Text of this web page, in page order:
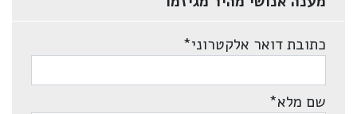
כתובת דואר אלקטרוני*
שם מלא*